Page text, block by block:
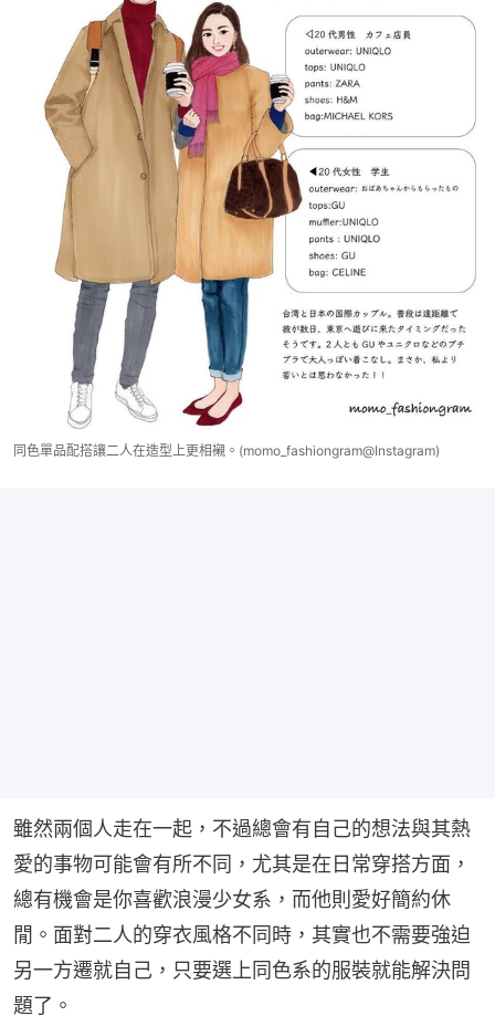
同色單品配搭讓二人在造型上更相襯。(momo_fashiongram@Instagram)
雖然兩個人走在一起，不過總會有自己的想法與其熱
愛的事物可能會有所不同，尤其是在日常穿搭方面，
總有機會是你喜歡浪漫少女系，而他則愛好簡約休
閒。面對二人的穿衣風格不同時，其實也不需要強迫
另一方遷就自己，只要選上同色系的服裝就能解決問
題了。